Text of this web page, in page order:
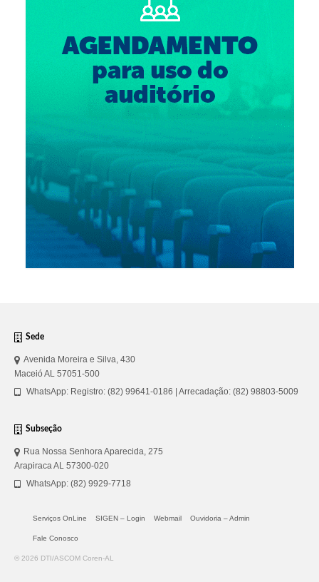
Sede
Avenida Moreira e Silva, 430
Maceió AL 57051-500
WhatsApp: Registro: (82) 99641-0186 | Arrecadação: (82) 98803-5009
Subseção
Rua Nossa Senhora Aparecida, 275
Arapiraca AL 57300-020
WhatsApp: (82) 9929-7718
Serviços OnLine SIGEN – Login Webmail Ouvidoria – Admin
Fale Conosco
© 2026 DTI/ASCOM Coren-AL